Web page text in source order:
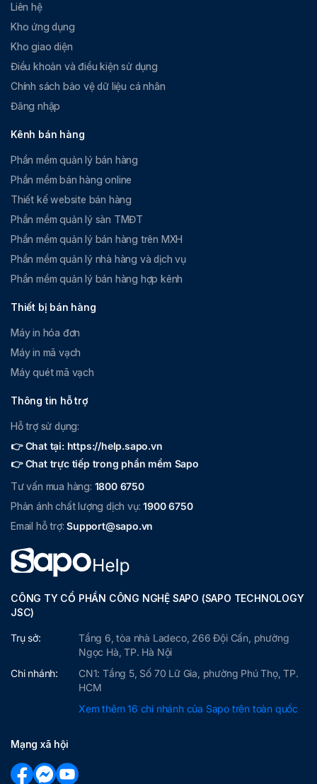
Liên hệ
Kho ứng dụng
Kho giao diện
Điều khoản và điều kiện sử dụng
Chính sách bảo vệ dữ liệu cá nhân
Đăng nhập
Kênh bán hàng
Phần mềm quản lý bán hàng
Phần mềm bán hàng online
Thiết kế website bán hàng
Phần mềm quản lý sàn TMĐT
Phần mềm quản lý bán hàng trên MXH
Phần mềm quản lý nhà hàng và dịch vụ
Phần mềm quản lý bán hàng hợp kênh
Thiết bị bán hàng
Máy in hóa đơn
Máy in mã vạch
Máy quét mã vạch
Thông tin hỗ trợ
Hỗ trợ sử dụng:
👉 Chat tại: https://help.sapo.vn
👉 Chat trực tiếp trong phần mềm Sapo
Tư vấn mua hàng: 1800 6750
Phản ánh chất lượng dịch vụ:1900 6750
Email hỗ trợ:Support@sapo.vn
CÔNG TY CỔ PHẦN CÔNG NGHỆ SAPO (SAPO TECHNOLOGY
JSC)
Trụ sở:
Tầng 6, tòa nhà Ladeco, 266 Đội Cấn, phường
Ngọc Hà, TP. Hà Nội
Chi nhánh:
CN1: Tầng 5, Số 70 Lữ Gia, phường Phú Thọ, TP.
HCM
Xem thêm 16 chi nhánh của Sapo trên toàn quốc
Mạng xã hội